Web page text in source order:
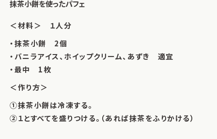
抹茶小餅を使ったパフェ
＜材料＞ １人分
・抹茶小餅 2個
・バニラアイス、ホイップクリーム、あずき 適宜
・最中 1枚
＜作り方＞
①抹茶小餅は冷凍する。
②１とすべてを盛りつける。（あれば抹茶をふりかける）